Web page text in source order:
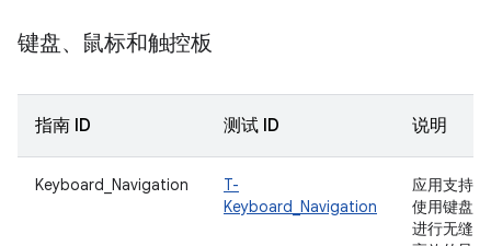
键盘、鼠标和触控板
指南 ID 测试 ID 说明
Keyboard_Navigation
T-
Keyboard_Navigation
应用支持
使用键盘
进行无缝